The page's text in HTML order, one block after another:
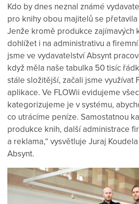
Kdo by dnes neznal známé
pro knihy obou majitelů se
Jenže kromě produkce zajímavých
dohlížet i na administrativu a
jsme ve vydavatelství Absynt
když měla naše tabulka 50 tisíc
stále složitější, začali jsme využívat
aplikace. Ve FLOWii evidujeme
kategorizujeme je v systému,
co utrácíme peníze. Samostatnou
produkce knih, další administrace
a reklama,“ vysvětluje Juraj
Absynt.